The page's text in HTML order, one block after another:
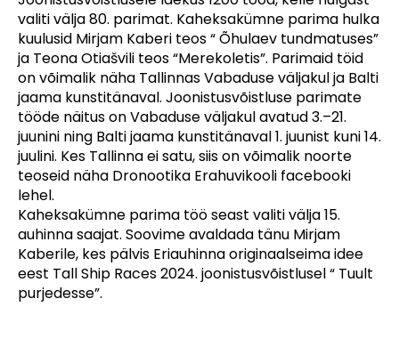
valiti välja 80. parimat. Kaheksakümne parima hulka
kuulusid Mirjam Kaberi teos “ Õhulaev tundmatuses”
ja Teona Otiašvili teos “Merekoletis”. Parimaid töid
on võimalik näha Tallinnas Vabaduse väljakul ja Balti
jaama kunstitänaval. Joonistusvõistluse parimate
tööde näitus on Vabaduse väljakul avatud 3.–21.
juunini ning Balti jaama kunstitänaval 1. juunist kuni 14.
juulini. Kes Tallinna ei satu, siis on võimalik noorte
teoseid näha Dronootika Erahuvikooli facebooki
lehel.
Kaheksakümne parima töö seast valiti välja 15.
auhinna saajat. Soovime avaldada tänu Mirjam
Kaberile, kes pälvis Eriauhinna originaalseima idee
eest Tall Ship Races 2024. joonistusvõistlusel “ Tuult
purjedesse”.